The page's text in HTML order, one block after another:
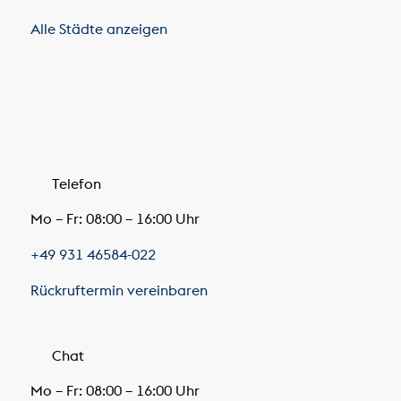
Alle Städte anzeigen
Telefon
Mo – Fr: 08:00 – 16:00 Uhr
+49 931 46584-022
Rückruftermin vereinbaren
Chat
Mo – Fr: 08:00 – 16:00 Uhr